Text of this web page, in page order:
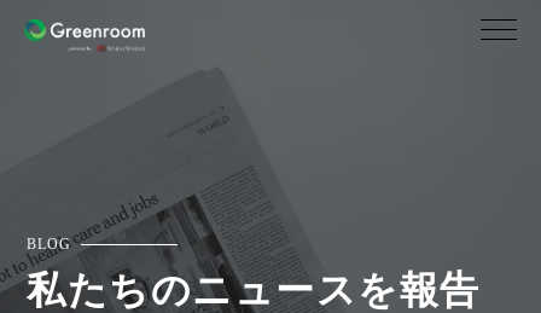
BLOG
私たちのニュースを報告